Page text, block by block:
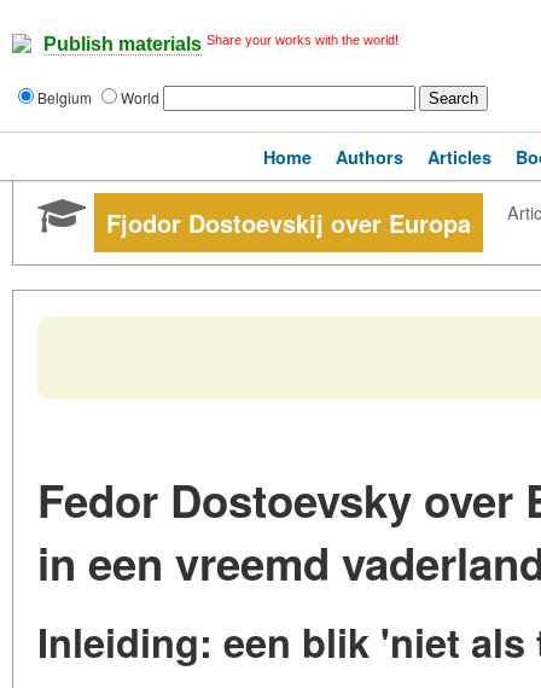
Publish materials Share your works with the world!
Belgium World
Home Authors Articles
Fjodor Dostoevskij over Europa
Fedor Dostoevsky over
in een vreemd
Inleiding: een blik 'niet